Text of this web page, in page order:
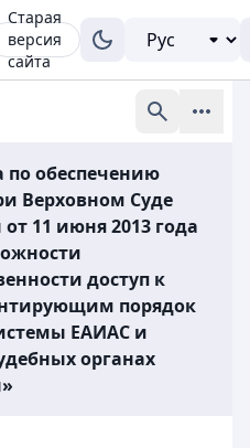
Старая
версия
сайта
обеспечению
Верховном Суде
11 июня 2013 года
доступ к
порядок
ЕАИАС и
органах